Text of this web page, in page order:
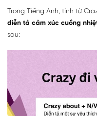
Trong Tiếng Anh, tính từ
diễn tả cảm xúc cuồng
sau: